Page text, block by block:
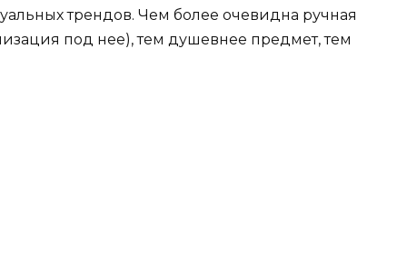
трендов. Чем более очевидна ручная
под нее), тем душевнее предмет, тем